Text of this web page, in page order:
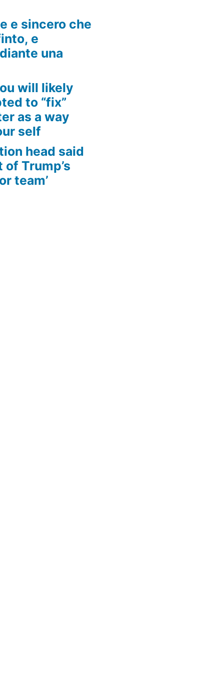
e sincero che
e
una
will likely
to “fix”
as a way
self
head said
Trump’s
team’